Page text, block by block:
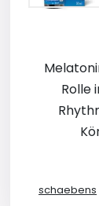
Rolle
schaebens